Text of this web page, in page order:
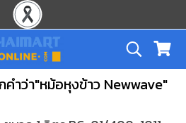
ำว่า"หม้อหุงข้าว Newwave"